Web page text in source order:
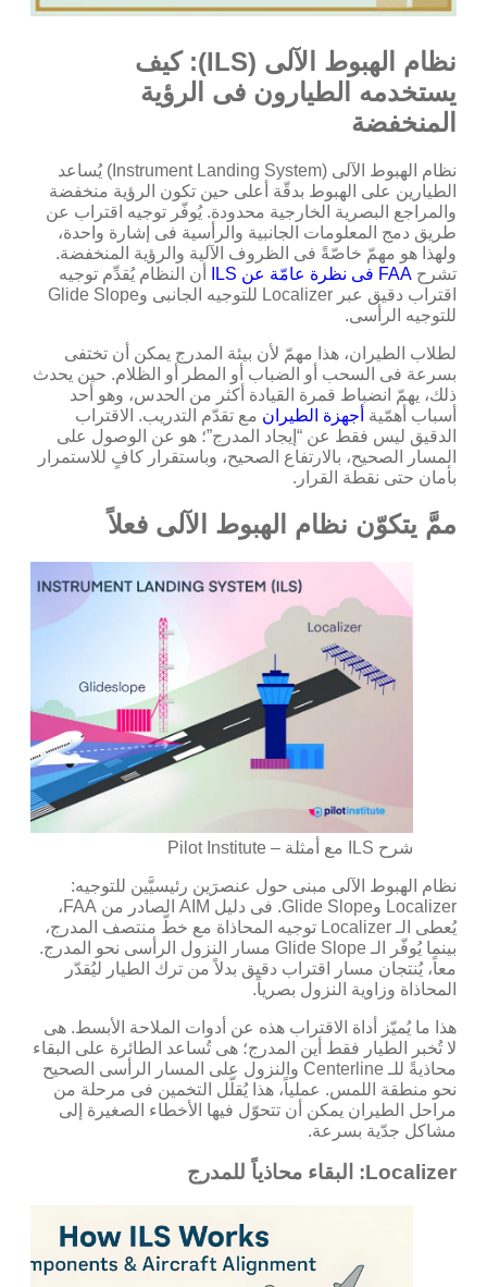
نظام الهبوط الآلى (ILS): كيف
يستخدمه الطيارون فى الرؤية
المنخفضة
نظام الهبوط الآلى (Instrument Landing System) يُساعد
الطيارين على الهبوط بدقّة أعلى حين تكون الرؤية منخفضة
والمراجع البصرية الخارجية محدودة. يُوفّر توجيه اقتراب عن
طريق دمج المعلومات الجانبية والرأسية فى إشارة واحدة،
ولهذا هو مهمّ خاصّةً فى الظروف الآلية والرؤية المنخفضة.
تشرح FAA فى نظرة عامّة عن ILS
أن النظام يُقدِّم توجيه
اقتراب دقيق عبر Localizer للتوجيه الجانبى وGlide Slope
للتوجيه الرأسى.
لطلاب الطيران، هذا مهمّ لأن بيئة المدرج يمكن أن تختفى
بسرعة فى السحب أو الضباب أو المطر أو الظلام. حين يحدث
ذلك، يهمّ انضباط قمرة القيادة أكثر من الحدس، وهو أحد
أسباب أهمّية أجهزة الطيران مع تقدّم التدريب. الاقتراب
الدقيق ليس فقط عن “إيجاد المدرج”؛ هو عن الوصول على
المسار الصحيح، بالارتفاع الصحيح، وباستقرار كافٍ للاستمرار
بأمان حتى نقطة القرار.
ممَّ يتكوّن نظام الهبوط الآلى فعلاً
شرح ILS مع أمثلة – Pilot Institute
نظام الهبوط الآلى مبنى حول عنصرَين رئيسيَّين للتوجيه:
Localizer وGlide Slope. فى دليل AIM الصادر من FAA،
يُعطى الـ Localizer توجيه المحاذاة مع خطّ منتصف المدرج،
بينما يُوفّر الـ Glide Slope مسار النزول الرأسى نحو المدرج.
معاً، يُنتجان مسار اقتراب دقيق بدلاً من ترك الطيار ليُقدّر
المحاذاة وزاوية النزول بصرياً.
هذا ما يُميّز أداة الاقتراب هذه عن أدوات الملاحة الأبسط. هى
لا تُخبر الطيار فقط أين المدرج؛ هى تُساعد الطائرة على البقاء
محاذيةً للـ Centerline والنزول على المسار الرأسى الصحيح
نحو منطقة اللمس. عملياً، هذا يُقلّل التخمين فى مرحلة من
مراحل الطيران يمكن أن تتحوّل فيها الأخطاء الصغيرة إلى
مشاكل جدّية بسرعة.
Localizer: البقاء محاذياً للمدرج